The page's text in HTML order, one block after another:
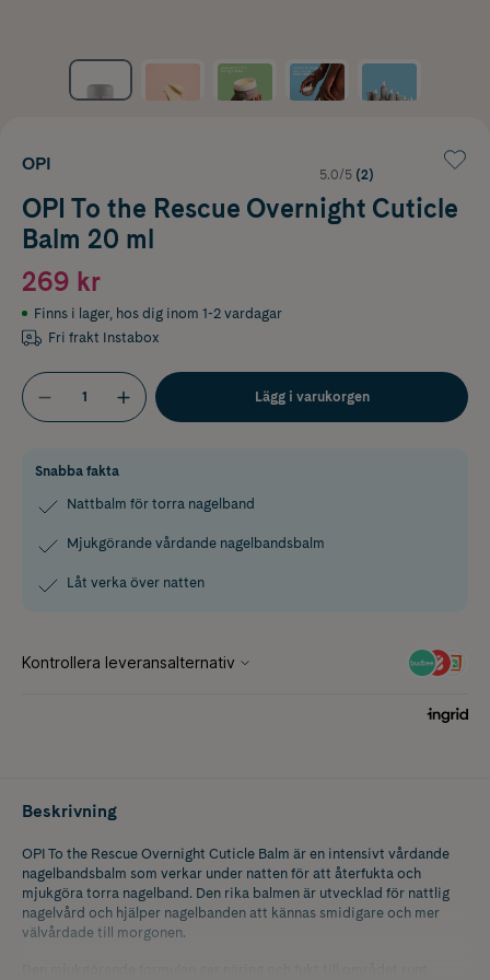
OPI
5.0/5 (2)
OPI To the Rescue Overnight Cuticle
Balm 20 ml
269 kr
Finns i lager, hos dig inom 1-2 vardagar
Fri frakt Instabox
Lägg i varukorgen
Snabba fakta
Nattbalm för torra nagelband
Mjukgörande vårdande nagelbandsbalm
Låt verka över natten
Beskrivning
OPI To the Rescue Overnight Cuticle Balm är en intensivt vårdande
nagelbandsbalm som verkar under natten för att återfukta och
mjukgöra torra nagelband. Den rika balmen är utvecklad för nattlig
nagelvård och hjälper nagelbanden att kännas smidigare och mer
välvårdade till morgonen.